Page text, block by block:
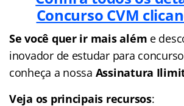
Concurso CVM
Se você quer ir mais além e
inovador de estudar para
conheça a nossa Assinatura
Veja os principais recursos: